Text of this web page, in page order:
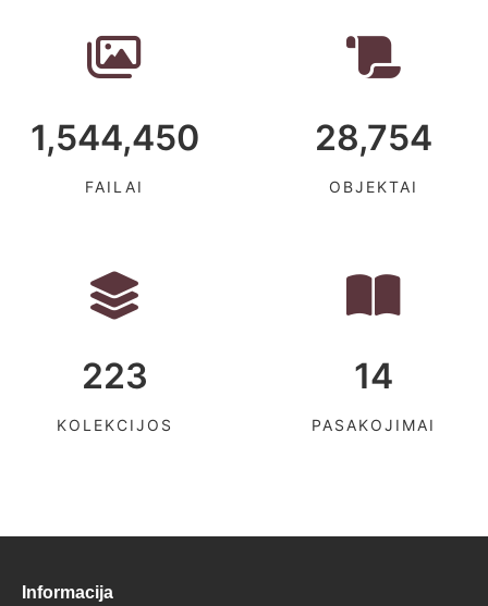
1,544,450
FAILAI
28,754
OBJEKTAI
223
KOLEKCIJOS
14
PASAKOJIMAI
Informacija